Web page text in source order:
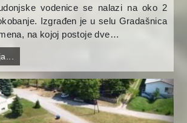
vodenice se nalazi na oko 2
Izgrađen je u selu Gradašnica
na kojoj postoje dve…